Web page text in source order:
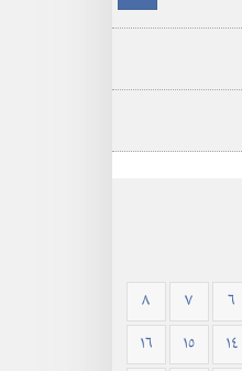
يلي
٦ ٧
٨
١٤ ١٥
١٦